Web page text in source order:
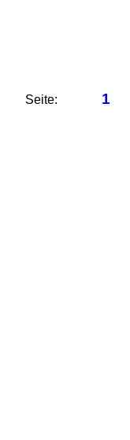
Seite: 1